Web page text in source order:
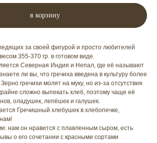
в корзину
за своей фигурой и просто любителей
355-370 гр. в готовом виде.
Северная Индия и Непал, где её называют
ли вы, что гречиха введена в культуру более
гречихи молят на муку, но из-за отсутствия
сложно выпекать хлеб, поэтому чаще её
оладушек, лепёшек и галушек.
Гречишный хлебушек в хлебопечке,
нам он нравится с плавленным сыром, есть
о его сочетании с красными сортами